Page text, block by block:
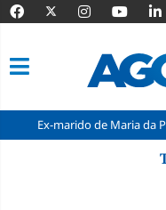
de Maria da Penha é